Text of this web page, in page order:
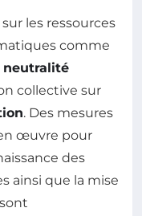
sur les ressources
comme
neutralité
collective sur
. Des mesures
œuvre pour
des
ainsi que la mise